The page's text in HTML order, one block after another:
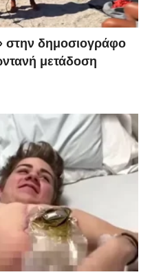
δημοσιογράφο
μετάδοση